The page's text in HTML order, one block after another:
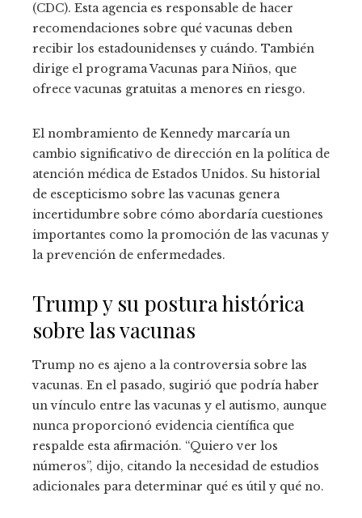
(CDC). Esta agencia es responsable de hacer
recomendaciones sobre qué vacunas deben
recibir los estadounidenses y cuándo. También
dirige el programa Vacunas para Niños, que
ofrece vacunas gratuitas a menores en riesgo.
El nombramiento de Kennedy marcaría un
cambio significativo de dirección en la política de
atención médica de Estados Unidos. Su historial
de escepticismo sobre las vacunas genera
incertidumbre sobre cómo abordaría cuestiones
importantes como la promoción de las vacunas y
la prevención de enfermedades.
Trump y su postura histórica
sobre las vacunas
Trump no es ajeno a la controversia sobre las
vacunas. En el pasado, sugirió que podría haber
un vínculo entre las vacunas y el autismo, aunque
nunca proporcionó evidencia científica que
respalde esta afirmación. “Quiero ver los
números”, dijo, citando la necesidad de estudios
adicionales para determinar qué es útil y qué no.